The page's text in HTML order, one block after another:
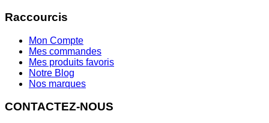
Raccourcis
Mon Compte
Mes commandes
Mes produits favoris
Notre Blog
Nos marques
CONTACTEZ-NOUS